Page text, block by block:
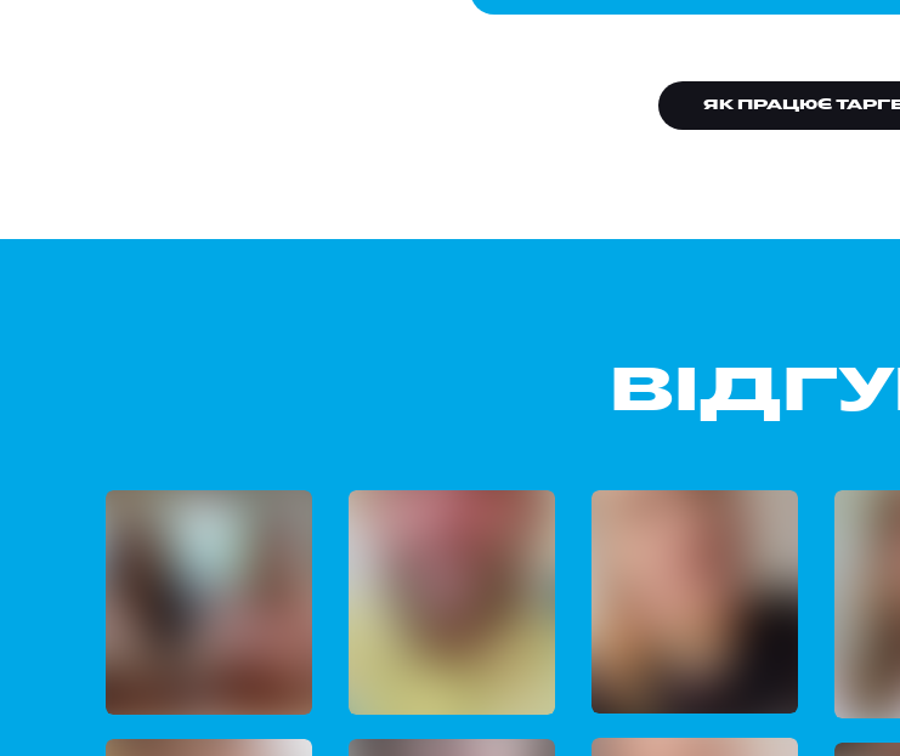
ЯК ПРАЦЮЄ